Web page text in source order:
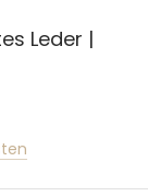
Leder |